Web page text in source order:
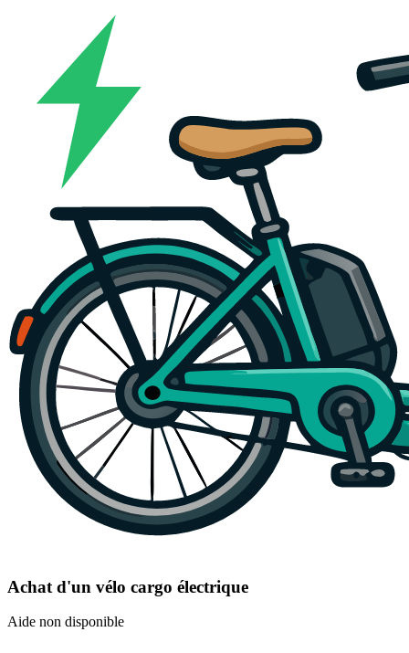
Achat d'un vélo cargo électrique
Aide non disponible